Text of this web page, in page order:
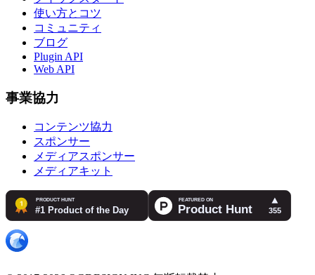
使い方とコツ
コミュニティ
ブログ
Plugin API
Web API
事業協力
コンテンツ協力
スポンサー
メディアスポンサー
メディアキット